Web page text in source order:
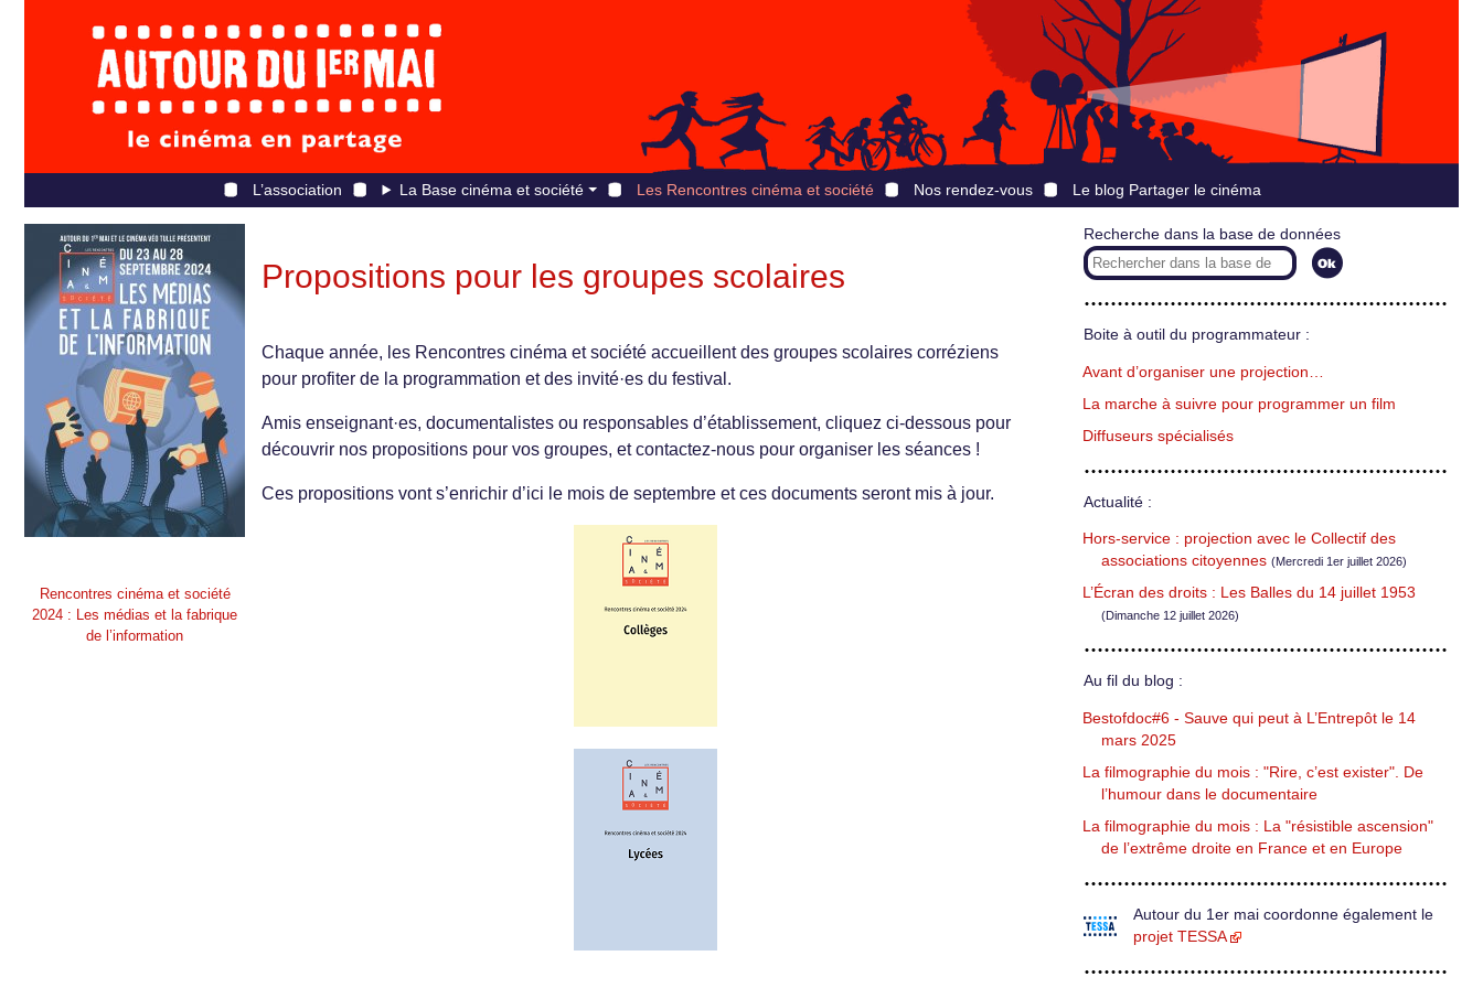
L’association La Base cinéma et société Les Rencontres cinéma et société Nos rendez-vous Le blog Partager le cinéma
Rencontres cinéma et société
2024 : Les médias et la fabrique
de l’information
Propositions pour les groupes scolaires
Chaque année, les Rencontres cinéma et société accueillent des groupes scolaires corréziens
pour profiter de la programmation et des invité·es du festival.
Amis enseignant·es, documentalistes ou responsables d’établissement, cliquez ci-dessous pour
découvrir nos propositions pour vos groupes, et contactez-nous pour organiser les séances !
Ces propositions vont s’enrichir d’ici le mois de septembre et ces documents seront mis à jour.
Recherche dans la base de données
Boite à outil du programmateur :
Avant d’organiser une projection…
La marche à suivre pour programmer un film
Diffuseurs spécialisés
Actualité :
Hors-service : projection avec le Collectif des
associations citoyennes (Mercredi 1er juillet 2026)
L’Écran des droits : Les Balles du 14 juillet 1953
(Dimanche 12 juillet 2026)
Au fil du blog :
Bestofdoc#6 - Sauve qui peut à L’Entrepôt le 14
mars 2025
La filmographie du mois : "Rire, c’est exister". De
l’humour dans le documentaire
La filmographie du mois : La "résistible ascension"
de l’extrême droite en France et en Europe
Autour du 1er mai coordonne également le
projet TESSA